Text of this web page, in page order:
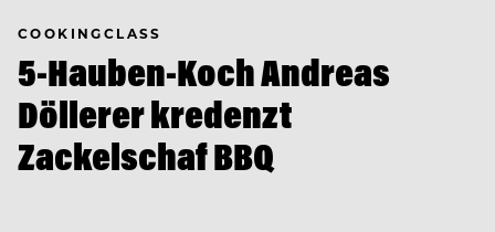
COOKINGCLASS
5-Hauben-Koch Andreas
Döllerer kredenzt
Zackelschaf BBQ